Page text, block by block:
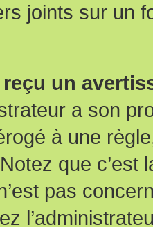
joints sur un
un
a son
à une
que c’est
pas